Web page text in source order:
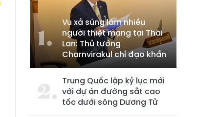
Vụ xả súng làm nhiều
người thiệt mạng tại Thái
Lan: Thủ tướng
Charnvirakul chỉ đạo khẩn
Trung Quốc lập kỷ lục mới
với dự án đường sắt cao
tốc dưới sông Dương Tử